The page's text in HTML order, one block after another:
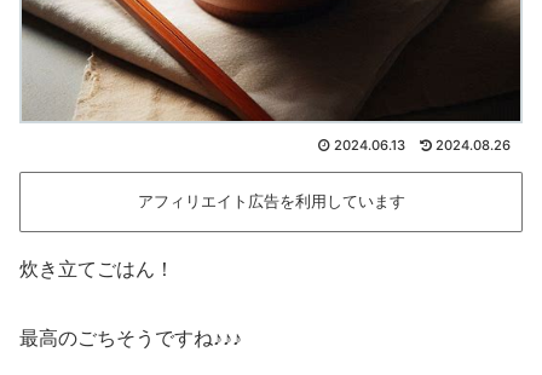
2024.06.13 2024.08.26
アフィリエイト広告を利用しています
炊き立てごはん！
最高のごちそうですね♪♪♪